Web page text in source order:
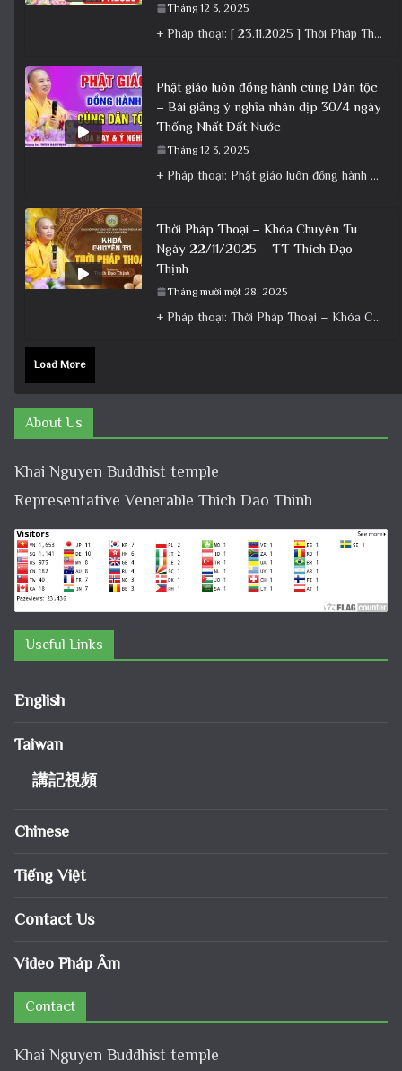
Tháng 12 3, 2025
+ Pháp thoại: [ 23.11.2025 ] Thời Pháp Thoại – Khóa Chuyên Tu Chùa Khai Nguyên│Thầy Thích Đạo Thịnh +
Phật giáo luôn đồng hành cùng Dân tộc
– Bài giảng ý nghĩa nhân dịp 30/4 ngày
Thống Nhất Đất Nước
Tháng 12 3, 2025
+ Pháp thoại: Phật giáo luôn đồng hành cùng Dân tộc – Bài giảng ý nghĩa nhân dịp 30/4 ngày
Thời Pháp Thoại – Khóa Chuyên Tu
Ngày 22/11/2025 – TT Thích Đạo
Thịnh
Tháng mười một 28, 2025
+ Pháp thoại: Thời Pháp Thoại – Khóa Chuyên Tu Ngày 22/11/2025 – TT Thích Đạo Thịnh + Album: Pháp
Load More
About Us
Khai Nguyen Buddhist temple
Representative Venerable Thich Dao Thinh
Useful Links
English
Taiwan
講記視頻
Chinese
Tiếng Việt
Contact Us
Video Pháp Âm
Contact
Khai Nguyen Buddhist temple